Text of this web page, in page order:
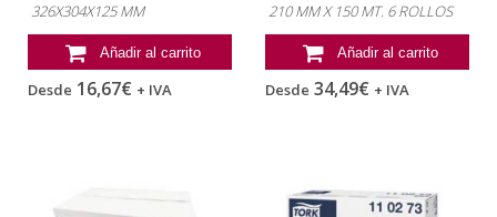
326X304X125 MM
Añadir al carrito
Desde 16,67€ + IVA
210 MM X 150 MT. 6 ROLLOS
Añadir al carrito
Desde 34,49€ + IVA